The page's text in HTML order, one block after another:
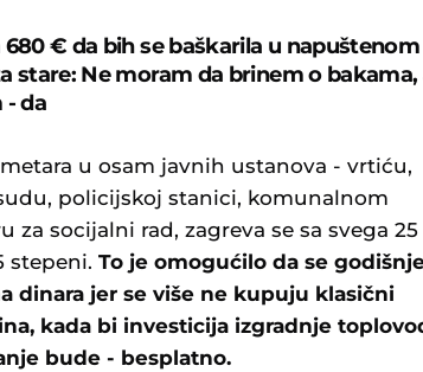
680 € da bih se baškarila u napuštenom
stare: Ne moram da brinem o bakama,
- da
u osam javnih ustanova - vrtiću,
policijskoj stanici, komunalnom
za socijalni rad, zagreva se sa svega 25
stepeni. To je omogućilo da se
dinara jer se više ne kupuju klasični
kada bi investicija izgradnje
bude - besplatno.